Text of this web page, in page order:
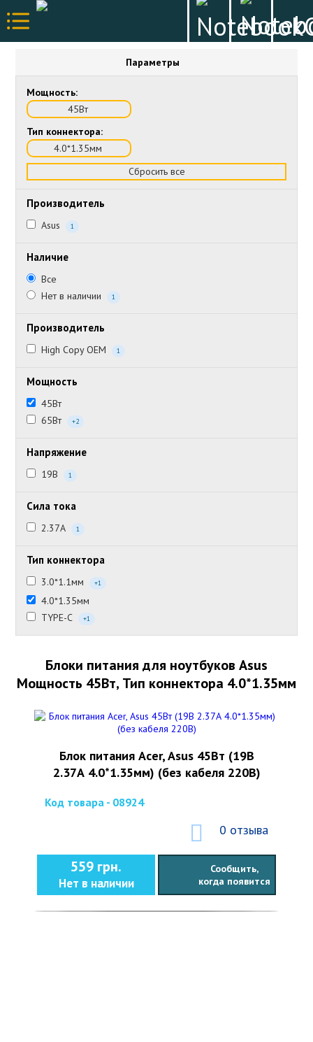
Параметры
Мощность:
45Вт
Тип коннектора:
4.0*1.35мм
Сбросить все
Производитель
Asus 1
Наличие
Все
Нет в наличии
1
Производитель
High Copy OEM 1
Мощность
45Вт
65Вт
+2
Напряжение
19В 1
Сила тока
2.37А 1
Тип коннектора
3.0*1.1мм +1
4.0*1.35мм
TYPE-C
+1
Блоки питания для ноутбуков Asus
Мощность 45Вт, Тип коннектора 4.0*1.35мм
Блок питания Acer, Asus 45Вт (19В
2.37А 4.0*1.35мм) (без кабеля 220В)
Код товара - 08924
0 отзыва
559 грн.
Нет в наличии
Сообщить,
когда появится